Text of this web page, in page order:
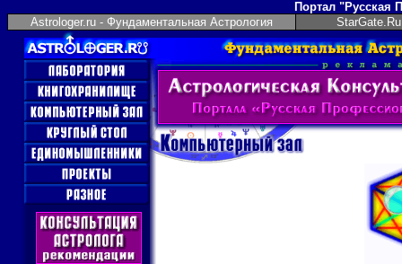
Портал "Русская
Astrologer.ru - Фундаментальная Астрология